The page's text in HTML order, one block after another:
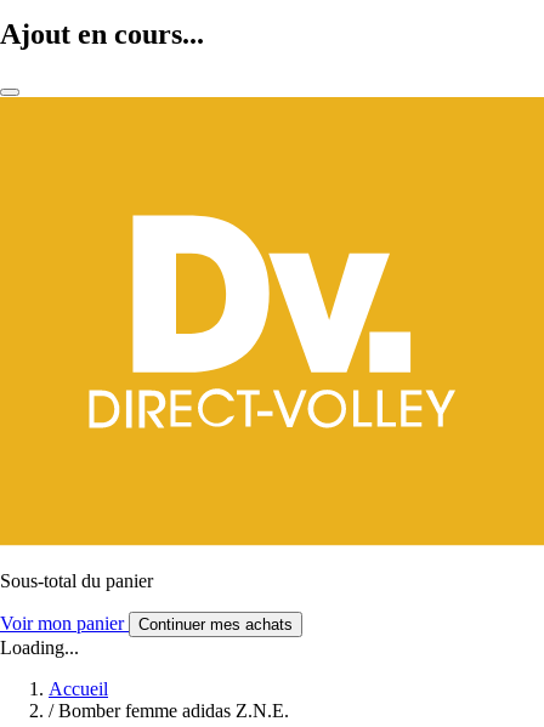
Ajout en cours...
Sous-total du panier
Voir mon panier Continuer mes achats
Loading...
Accueil
/ Bomber femme adidas Z.N.E.